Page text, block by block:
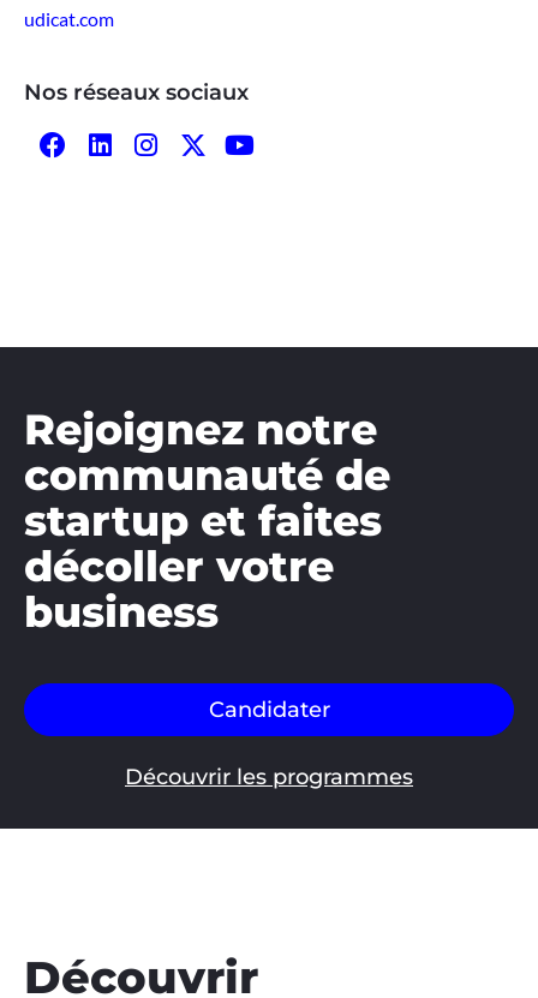
udicat.com
Nos réseaux sociaux
Rejoignez notre
communauté de
startup et faites
décoller votre
business
Candidater
Découvrir les programmes
Découvrir